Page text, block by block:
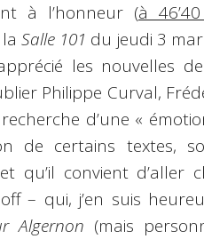
à l’honneur (à
laSalle 101 du jeudi 3
les nouvelles
Philippe Curval,
d’une «
de certains textes,
qu’il convient d’aller
– qui, j’en suis
Algernon (mais